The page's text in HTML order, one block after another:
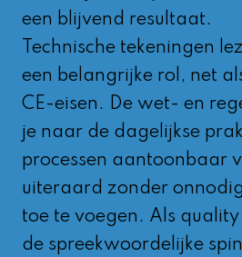
een blijvend resultaat.
Technische tekeningen
een belangrijke rol, net
CE-eisen. De wet- en
je naar de dagelijkse
processen aantoonbaar
uiteraard zonder
toe te voegen. Als
de spreekwoordelijke